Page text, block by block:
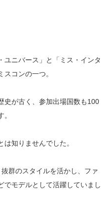
ユニバース」と「ミス・インタ
コンの一つ。
史が古く、参加出場国数も100
知りませんでした。
群のスタイルを活かし、ファ
でモデルとして活躍していまし